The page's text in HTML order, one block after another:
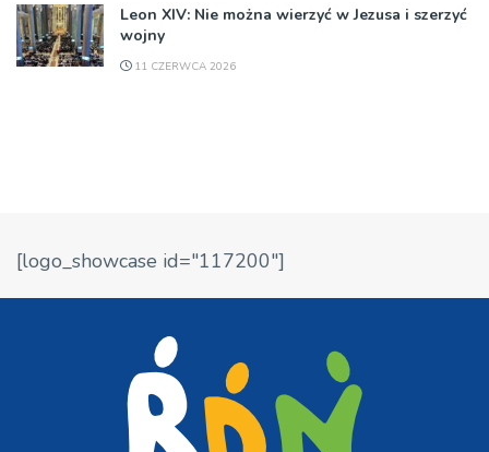
Leon XIV: Nie można wierzyć w Jezusa i szerzyć
wojny
11 CZERWCA 2026
[logo_showcase id="117200"]